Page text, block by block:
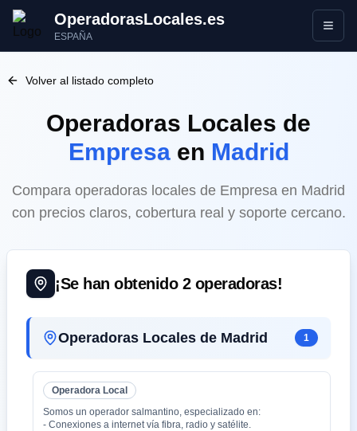
OperadorasLocales.es
ESPAÑA Abrir
Volver al listado completo
Operadoras Locales de
Empresaen Madrid
Compara operadoras locales de Empresa en Madrid
con precios claros, cobertura real y soporte cercano.
¡Se han obtenido 2operadoras!
Operadoras Locales de Madrid 1
Operadora Local
Somos un operador salmantino, especializado en:
- Conexiones a internet vía fibra, radio y satélite.